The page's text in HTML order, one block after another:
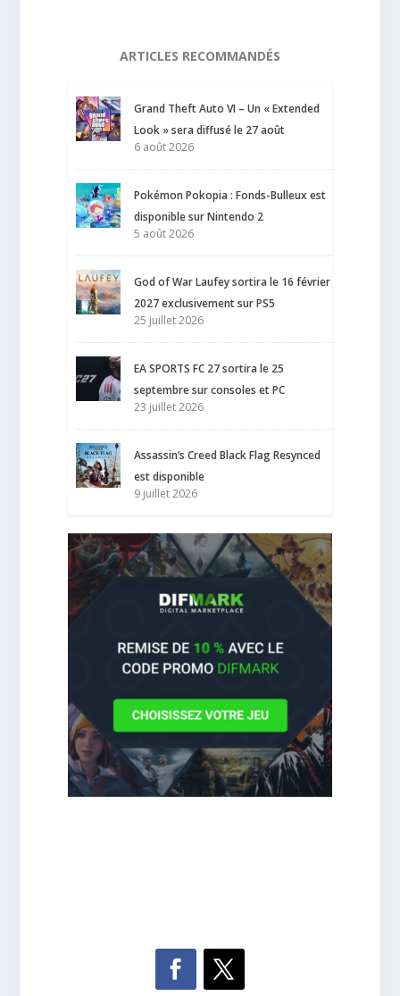
ARTICLES RECOMMANDÉS
Grand Theft Auto VI – Un « Extended
Look » sera diffusé le 27 août
6 août 2026
Pokémon Pokopia : Fonds-Bulleux est
disponible sur Nintendo 2
5 août 2026
God of War Laufey sortira le 16 février
2027 exclusivement sur PS5
25 juillet 2026
EA SPORTS FC 27 sortira le 25
septembre sur consoles et PC
23 juillet 2026
Assassin’s Creed Black Flag Resynced
est disponible
9 juillet 2026